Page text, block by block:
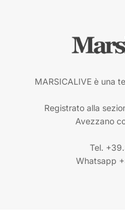
MARSICALIVE è una
Registrato alla
Avezzano
Tel.
Whatsapp